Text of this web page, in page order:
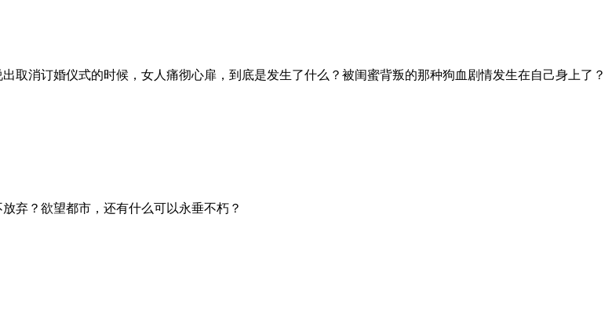
消订婚仪式的时候，女人痛彻心扉，到底是发生了什么？被闺蜜背叛的那种狗血剧情发生在自己身上了？
弃？欲望都市，还有什么可以永垂不朽？